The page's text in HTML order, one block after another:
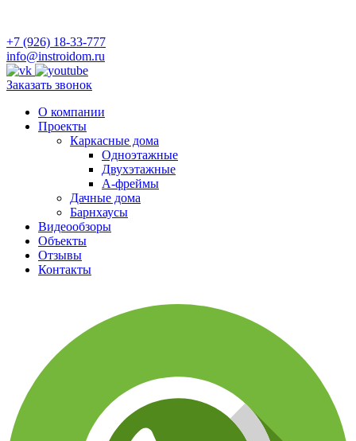
+7 (926) 18-33-777
info@instroidom.ru
Заказать звонок
О компании
Проекты
Каркасные дома
Одноэтажные
Двухэтажные
А-фреймы
Дачные дома
Барнхаусы
Видеообзоры
Объекты
Отзывы
Контакты